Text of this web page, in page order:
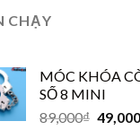
CHẠY
MÓC KHÓA
SỐ 8 MINI
89,000₫ 49,000